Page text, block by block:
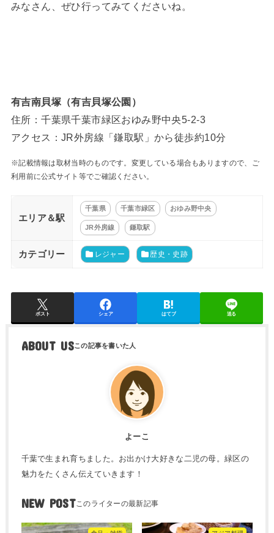
みなさん、ぜひ行ってみてくださいね。
有吉南貝塚（有吉貝塚公園）
住所：千葉県千葉市緑区おゆみ野中央5-2-3
アクセス：JR外房線「鎌取駅」から徒歩約10分
※記載情報は取材当時のものです。変更している場合もありますので、ご
利用前に公式サイト等でご確認ください。
エリア＆駅
千葉県 千葉市緑区 おゆみ野中央
JR外房線 鎌取駅
カテゴリー レジャー 歴史・史跡
ポスト シェア はてブ 送る
ABOUT US
よーこ
千葉で生まれ育ちました。お出かけ大好きな二児の母。緑区の
魅力をたくさん伝えていきます！
NEW POST